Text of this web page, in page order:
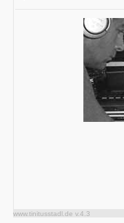
www.tinitusstadl.de v.4.3